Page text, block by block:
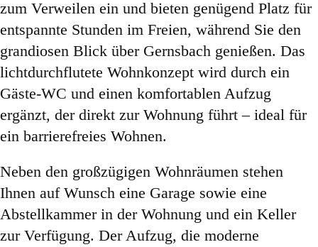
zum Verweilen ein und bieten genügend Platz für
entspannte Stunden im Freien, während Sie den
grandiosen Blick über Gernsbach genießen. Das
lichtdurchflutete Wohnkonzept wird durch ein
Gäste-WC und einen komfortablen Aufzug
ergänzt, der direkt zur Wohnung führt – ideal für
ein barrierefreies Wohnen.
Neben den großzügigen Wohnräumen stehen
Ihnen auf Wunsch eine Garage sowie eine
Abstellkammer in der Wohnung und ein Keller
zur Verfügung. Der Aufzug, die moderne